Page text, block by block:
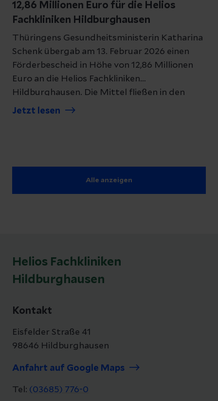
12,86 Millionen Euro für die Helios
Fachkliniken Hildburghausen
Thüringens Gesundheitsministerin Katharina
Schenk übergab am 13. Februar 2026 einen
Förderbescheid in Höhe von 12,86 Millionen
Euro an die Helios Fachkliniken
Hildburghausen. Die Mittel fließen in den
Ersatzneubau des Tagesklinikzentrums und
Jetzt lesen
Alle anzeigen
Helios Fachkliniken
Hildburghausen
Kontakt
Eisfelder Straße 41
98646 Hildburghausen
Anfahrt auf Google Maps
Tel: (03685) 776-0